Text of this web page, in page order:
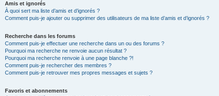
Amis et ignorés
À quoi sert ma liste d’amis et d’ignorés ?
Comment puis-je ajouter ou supprimer des utilisateurs de ma liste d’amis et d’ignorés ?
Recherche dans les forums
Comment puis-je effectuer une recherche dans un ou des forums ?
Pourquoi ma recherche ne renvoie aucun résultat ?
Pourquoi ma recherche renvoie à une page blanche ?!
Comment puis-je rechercher des membres ?
Comment puis-je retrouver mes propres messages et sujets ?
Favoris et abonnements